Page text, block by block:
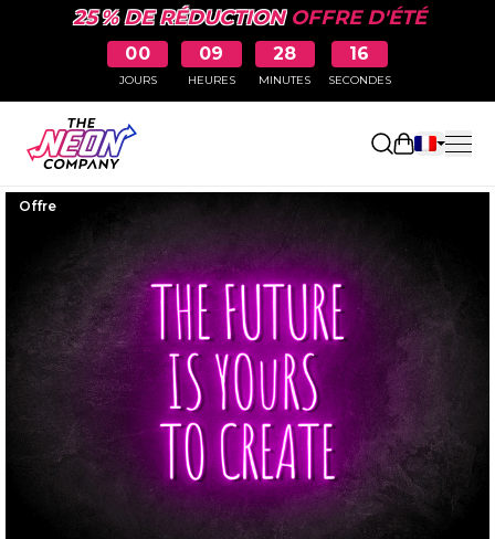
25 % DE RÉDUCTIONOFFRE D'ÉTÉ
00
JOURS
09
HEURES
28
MINUTES
15
SECONDES
Ouvrir le
Offre